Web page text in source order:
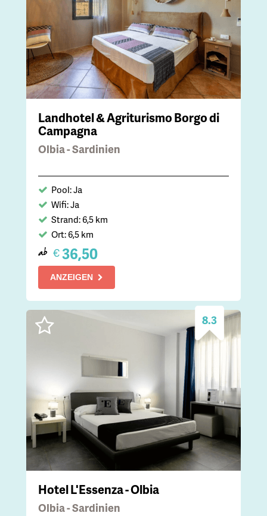
Landhotel & Agriturismo Borgo di
Campagna
Olbia - Sardinien
Pool: Ja
Wifi: Ja
Strand: 6,5 km
Ort: 6,5 km
ab €36,50
ANZEIGEN
8.3
Hotel L'Essenza - Olbia
Olbia - Sardinien